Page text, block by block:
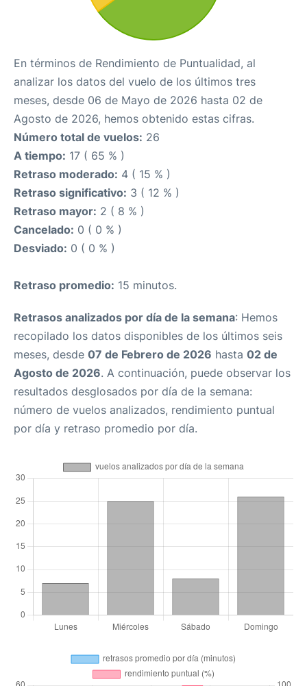
En términos de Rendimiento de Puntualidad, al
analizar los datos del vuelo de los últimos tres
meses, desde 06 de Mayo de 2026 hasta 02 de
Agosto de 2026, hemos obtenido estas cifras.
Número total de vuelos: 26
A tiempo: 17 ( 65 % )
Retraso moderado: 4 ( 15 % )
Retraso significativo: 3 ( 12 % )
Retraso mayor: 2 ( 8 % )
Cancelado: 0 ( 0 % )
Desviado: 0 ( 0 % )
Retraso promedio: 15 minutos.
Retrasos analizados por día de la semana: Hemos
recopilado los datos disponibles de los últimos seis
meses, desde 07 de Febrero de 2026 hasta 02 de
Agosto de 2026. A continuación, puede observar los
resultados desglosados por día de la semana:
número de vuelos analizados, rendimiento puntual
por día y retraso promedio por día.